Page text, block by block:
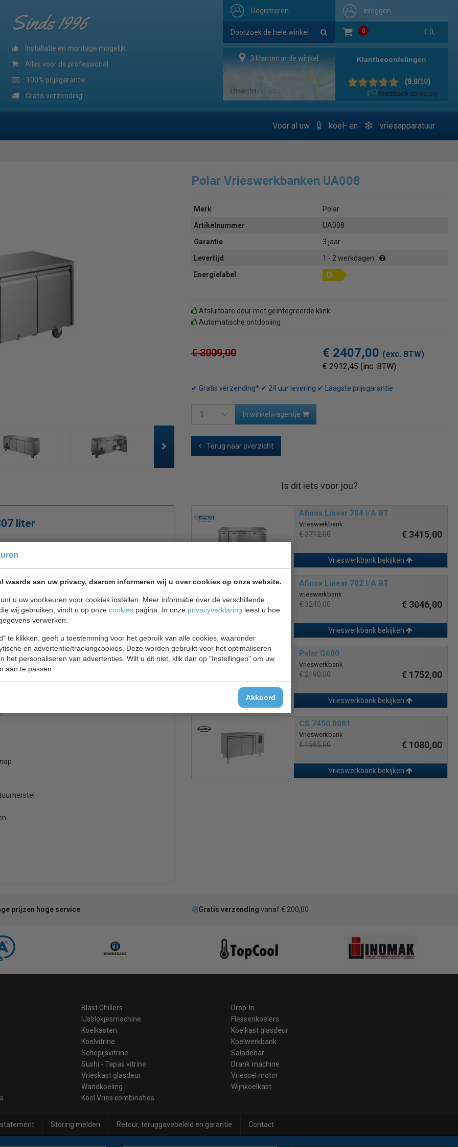
waarde aan uw privacy, daarom informeren wij u over cookies op onze website.
u uw voorkeuren voor cookies instellen. Meer informatie over de verschillende
wij gebruiken, vindt u op onze cookies pagina. In onze privacyverklaring leest u hoe
verwerken.
te klikken, geeft u toestemming voor het gebruik van alle cookies, waaronder
en advertentie/trackingcookies. Deze worden gebruikt voor het optimaliseren
het personaliseren van advertenties. Wilt u dit niet, klik dan op "Instellingen" om uw
aan te passen.
Akkoord
Inloggen
0 € 0,-
Registreren
Sinds 1996
Installatie en montage mogelijk
Alles voor de professional
100% prijsgarantie
Gratis verzending
6 klanten in de winkel
Voor al uw koel- en vriesapparatuur
Polar Vrieswerkbanken UA008
Merk
Polar
Artikelnummer
UA008
Garantie
3 jaar
Levertijd
1 - 2 werkdagen
Energielabel
Afsluitbare deur met geïntegreerde klink
Automatische ontdooiing
€ 3009,00 € 2407,00 (exc. BTW)
€ 2912,45 (inc. BTW)
✔ Gratis verzending* ✔ 24 uur levering ✔ Laagste prijsgarantie
In winkelwagentje
Terug naar overzicht
liter
in de meest veeleisende omgevingen. Met
in. De capaciteit wordt optimaal benut
als GN 1/1 bakken kunnen dragen.
constructie en het gemakkelijk
uw ingrediënten binnen handbereik zijn,
met bevroren producten. De krachtige
bij regelmatig openen en sluiten van de deur.
en te verplaatsen voor schoonmaak en
u met vertrouwen uw meest waardevolle
de hoogste standaarden, met krachtige
U-serie is ontworpen om frequent te openen en
Is dit iets voor jou?
Afinox Linear 704 I/A BT
Vrieswerkbank
€ 3712,00 € 3415,00
Vrieswerkbank bekijken
Afinox Linear 702 I/A BT
vrieswerkbank
€ 3240,00 € 3046,00
Vrieswerkbank bekijken
Polar G600
Vrieswerkbank
€ 2190,00 € 1752,00
Vrieswerkbank bekijken
CS 7450.0081
Vrieswerkbank
€ 1565,00 € 1080,00
Vrieswerkbank bekijken
prijzen hoge service Gratis verzending vanaf € 200,00
Blast Chillers
Drop-In
IJsblokjesmachine
Flessenkoelers
Koelkasten
Koelkast glasdeur
Koelvitrine
Koelwerkbank
Schepijsvitrine
Saladebar
Sushi - Tapas vitrine
Drank machine
Vrieskast glasdeur
Vriescel motor
Wandkoeling
Wijnkoelkast
Koel Vries combinaties
statement Storing melden Retour, teruggavebeleid en garantie Contact